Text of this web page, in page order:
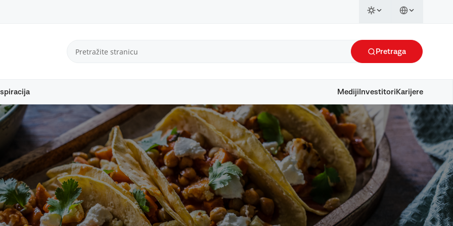
Pretraga
Mediji Investitori Karijere